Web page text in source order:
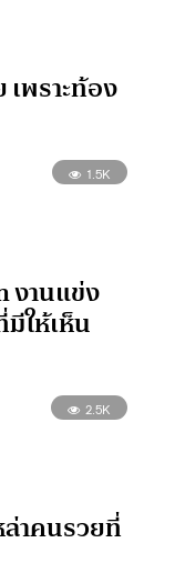
พราะท้อง
1.5K
งานแข่ง
ให้เห็น
2.5K
ล่าคนรวยที่